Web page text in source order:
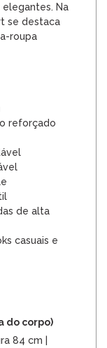
Na
se destaca
roupa
reforçado
de alta
casuais e
do corpo)
84 cm |